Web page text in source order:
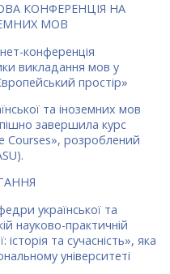
КОНФЕРЕНЦІЯ НА
МОВ
конференція
викладання мов у
простір»
та іноземних мов
завершила курс
Courses», розроблений
української та
науково-практичній
та сучасність», яка
університеті